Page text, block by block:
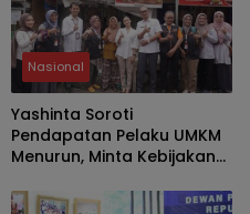
Nasional
Yashinta Soroti
Pendapatan Pelaku UMKM
Menurun, Minta Kebijakan